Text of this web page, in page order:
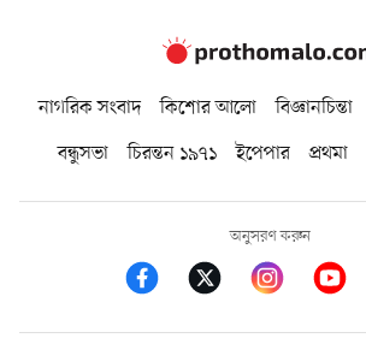
নাগরিক সংবাদ কিশোর আলো বিজ্ঞানচিন্তা
বন্ধুসভা
চিরন্তন ১৯৭১ ইপেপার প্রথমা
অনুসরণ করুন